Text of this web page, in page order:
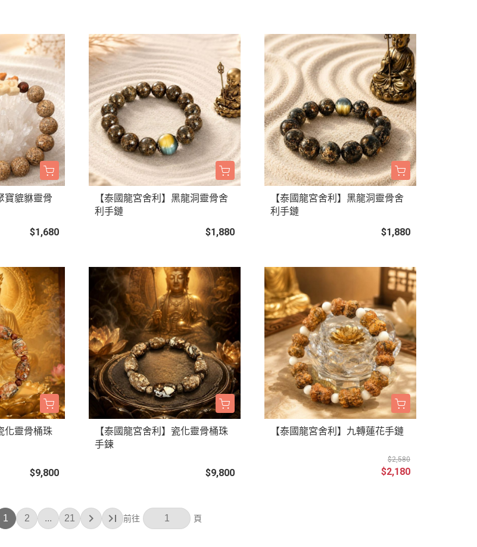
寶貔貅靈骨
$1,680
【泰國龍宮舍利】黑龍洞靈骨舍
利手鏈
$1,880
【泰國龍宮舍利】黑龍洞靈骨舍
利手鏈
$1,880
化靈骨桶珠
$9,800
【泰國龍宮舍利】瓷化靈骨桶珠
手鍊
$9,800
【泰國龍宮舍利】九轉蓮花手鏈
$2,580
$2,180
1 2 ... 21